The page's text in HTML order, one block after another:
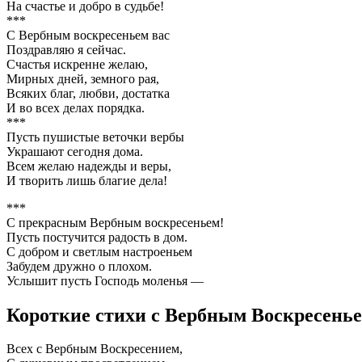
На счастье и добро в судьбе!
***
С Вербным воскресеньем вас
Поздравляю я сейчас.
Счастья искренне желаю,
Мирных дней, земного рая,
Всяких благ, любви, достатка
И во всех делах порядка.
***
Пусть пушистые веточки вербы
Украшают сегодня дома.
Всем желаю надежды и веры,
И творить лишь благие дела!
***
С прекрасным Вербным воскресеньем!
Пусть постучится радость в дом.
С добром и светлым настроеньем
Забудем дружно о плохом.
Услышит пусть Господь моленья —
Короткие стихи с Вербным
Всех с Вербным Воскресением,